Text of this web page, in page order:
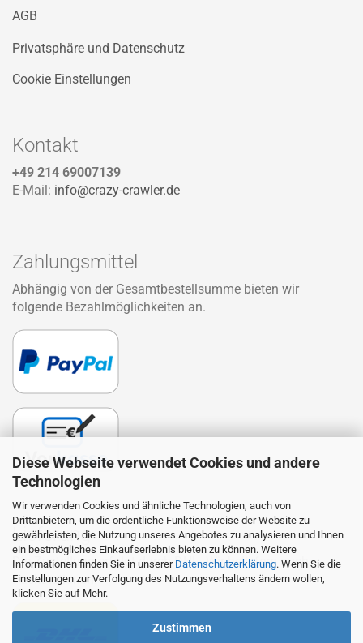
Diese Webseite verwendet Cookies und andere
Technologien
Wir verwenden Cookies und ähnliche Technologien, auch von
Drittanbietern, um die ordentliche Funktionsweise der Website zu
gewährleisten, die Nutzung unseres Angebotes zu analysieren und Ihnen
ein bestmögliches Einkaufserlebnis bieten zu können. Weitere
Informationen finden Sie in unserer Datenschutzerklärung. Wenn Sie die
Einstellungen zur Verfolgung des Nutzungsverhaltens ändern wollen,
klicken Sie auf Mehr.
Zustimmen
AGB
Privatsphäre und Datenschutz
Cookie Einstellungen
Kontakt
+49 214 69007139
E-Mail: info@crazy-crawler.de
Zahlungsmittel
Abhängig von der Gesamtbestellsumme bieten wir
folgende Bezahlmöglichkeiten an.
Lieferung
Die Zustellung erfolgt durch DHL. Wir beliefern auch
Packstationen.